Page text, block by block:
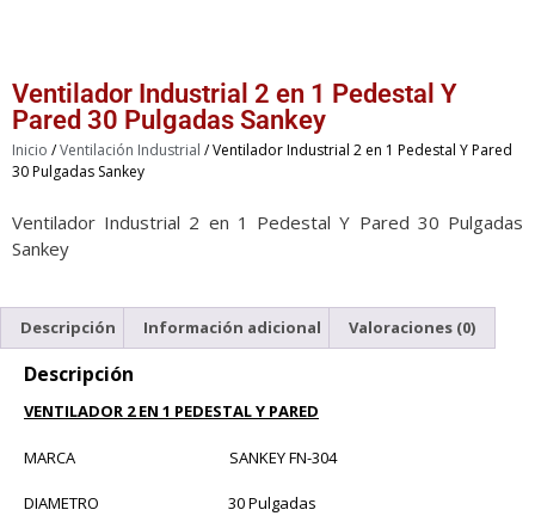
Ventilador Industrial 2 en 1 Pedestal Y
Pared 30 Pulgadas Sankey
Inicio /Ventilación Industrial / Ventilador Industrial 2 en 1 Pedestal Y Pared
30 Pulgadas Sankey
Ventilador Industrial 2 en 1 Pedestal Y Pared 30 Pulgadas
Sankey
Descripción Información adicional Valoraciones (0)
Descripción
VENTILADOR 2 EN 1 PEDESTAL Y PARED
MARCA SANKEY FN-304
DIAMETRO 30 Pulgadas